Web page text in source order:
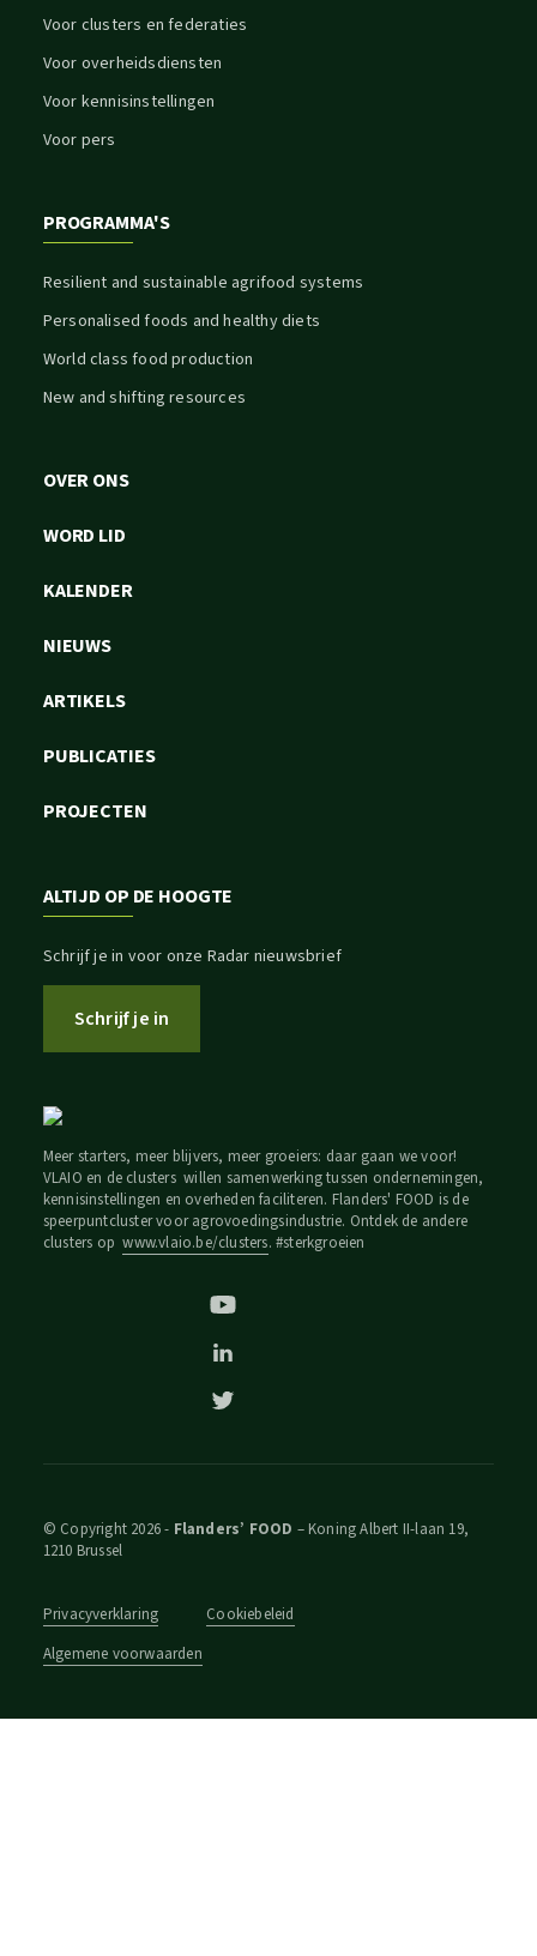
Voor clusters en federaties
Voor overheidsdiensten
Voor kennisinstellingen
Voor pers
PROGRAMMA'S
Resilient and sustainable agrifood systems
Personalised foods and healthy diets
World class food production
New and shifting resources
OVER ONS
WORD LID
KALENDER
NIEUWS
ARTIKELS
PUBLICATIES
PROJECTEN
ALTIJD OP DE HOOGTE
Schrijf je in voor onze Radar nieuwsbrief
Schrijf je in
Meer starters, meer blijvers, meer groeiers: daar gaan we voor!
VLAIO en de clusters willen samenwerking tussen ondernemingen,
kennisinstellingen en overheden faciliteren. Flanders' FOOD is de
speerpuntcluster voor agrovoedingsindustrie. Ontdek de andere
clusters opwww.vlaio.be/clusters. #sterkgroeien
© Copyright 2026 - Flanders’ FOOD – Koning Albert II-laan 19,
1210 Brussel
Privacyverklaring
Cookiebeleid
Algemene voorwaarden